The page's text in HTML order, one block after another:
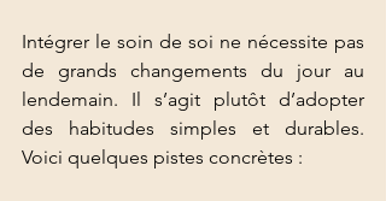
Intégrer le soin de soi ne nécessite pas
de grands changements du jour au
lendemain. Il s’agit plutôt d’adopter
des habitudes simples et durables.
Voici quelques pistes concrètes :